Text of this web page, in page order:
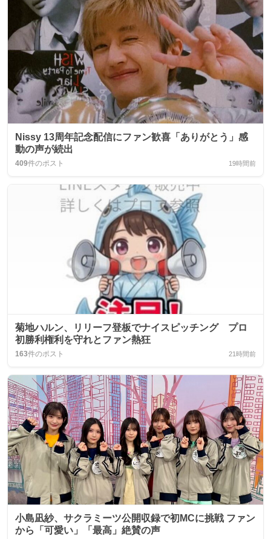
Nissy 13周年記念配信にファン歓喜「ありがとう」感
動の声が続出
409件のポスト 19時間前
菊地ハルン、リリーフ登板でナイスピッチング プロ
初勝利権利を守れとファン熱狂
163件のポスト 21時間前
小島凪紗、サクラミーツ公開収録で初MCに挑戦 ファン
から「可愛い」「最高」絶賛の声